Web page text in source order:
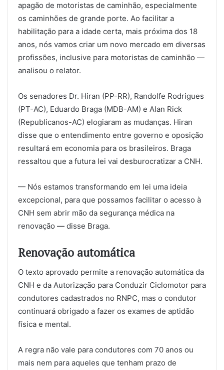
apagão de motoristas de caminhão, especialmente
os caminhões de grande porte. Ao facilitar a
habilitação para a idade certa, mais próxima dos 18
anos, nós vamos criar um novo mercado em diversas
profissões, inclusive para motoristas de caminhão —
analisou o relator.
Os senadores Dr. Hiran (PP-RR), Randolfe Rodrigues
(PT-AC), Eduardo Braga (MDB-AM) e Alan Rick
(Republicanos-AC) elogiaram as mudanças. Hiran
disse que o entendimento entre governo e oposição
resultará em economia para os brasileiros. Braga
ressaltou que a futura lei vai desburocratizar a CNH.
— Nós estamos transformando em lei uma ideia
excepcional, para que possamos facilitar o acesso à
CNH sem abrir mão da segurança médica na
renovação — disse Braga.
Renovação automática
O texto aprovado permite a renovação automática da
CNH e da Autorização para Conduzir Ciclomotor para
condutores cadastrados no RNPC, mas o condutor
continuará obrigado a fazer os exames de aptidão
física e mental.
A regra não vale para condutores com 70 anos ou
mais nem para aqueles que tenham prazo de